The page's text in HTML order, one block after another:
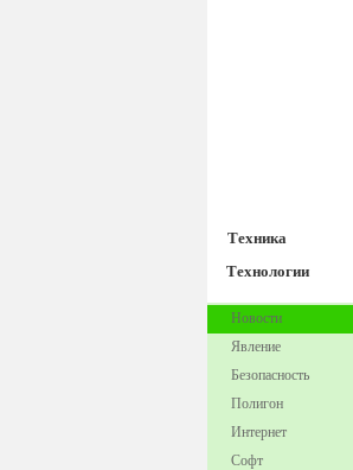
Техника
Технологии
Новости
Явление
Безопасность
Полигон
Интернет
Софт